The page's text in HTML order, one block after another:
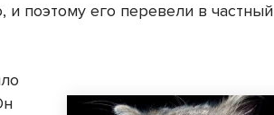
и поэтому его перевели в частный